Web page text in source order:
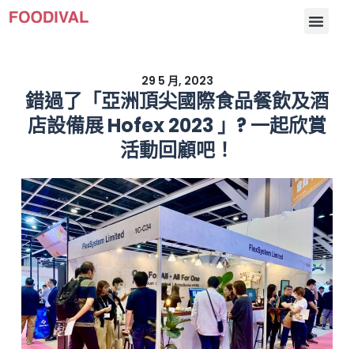
29 5 月, 2023
錯過了「亞洲頂尖國際食品餐飲及酒
店設備展 Hofex 2023 」? 一起欣賞
活動回顧吧！